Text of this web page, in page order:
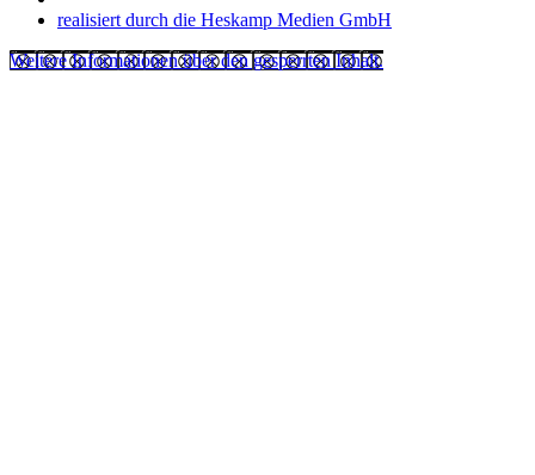
realisiert durch die Heskamp Medien GmbH
Weitere Informationen über den gesperrten Inhalt.